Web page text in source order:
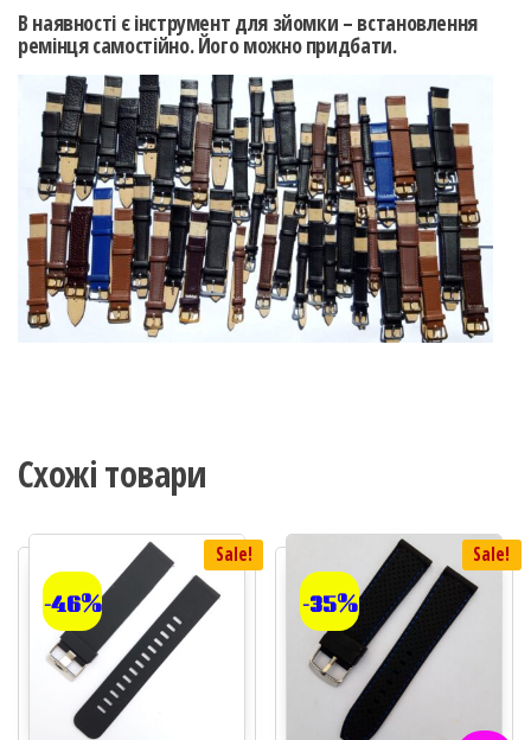
В наявності є інструмент для зйомки – встановлення
ремінця самостійно. Його можно придбати.
Схожі товари
Sale!
-46%
Sale!
-35%